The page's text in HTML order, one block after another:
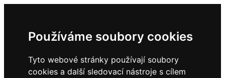
Používáme soubory cookies
Tyto webové stránky používají soubory
cookies a další sledovací nástroje s cílem